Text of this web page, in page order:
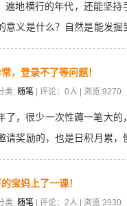
遍地横行的年代，还能坚持
意义是什么？自然是能发掘
要讲的“鸭子哥”。鸭子哥是
，登录不了等问题！
类: 随笔 | 评论：0人 | 浏览:9270
了，很少一次性薅一笔大的
请奖励的，也是日积月累，
，项目基本就两类，看广告
宝妈上了一课！
类: 随笔 | 评论：2人 | 浏览:3930